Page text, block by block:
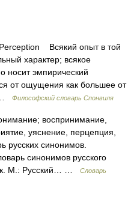
Всякий опыт в той
характер; всякое
носит эмпирический
от ощущения как большее от
…
Философский словарь Спонвиля
воспринимание,
уяснение, перцепция,
русских синонимов.
синонимов русского
М.: Русский… …
Словарь